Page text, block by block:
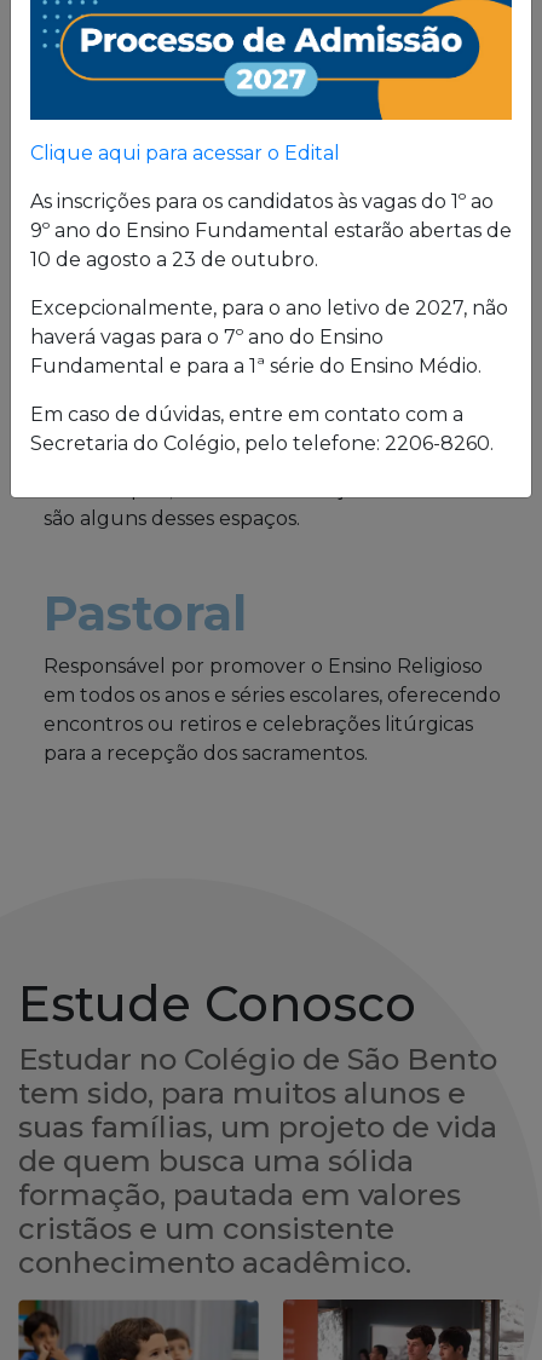
Um projeto de vida de quem busca uma sólida
formação, pautada em valores cristãos e um
consistente conhecimento acadêmico.
Estrutura física
O Colégio oferece uma excelente estrutura para
Laboratórios de Química, Física e Biologia; salas
de leitura e de grupo; biblioteca; cybersala;
auditórios; complexo esportivo; piscina
semiolímpica; sala de musculação e enfermaria
são alguns desses espaços.
Pastoral
em todos os anos e séries escolares, oferecendo
encontros ou retiros e celebrações litúrgicas
para a recepção dos sacramentos.
tem sido, para muitos alunos e
suas famílias, um projeto de vida
de quem busca uma sólida
formação, pautada em valores
cristãos e um consistente
conhecimento acadêmico.
Clique aqui para acessar o Edital
As inscrições para os candidatos às vagas do 1º ao
9º ano do Ensino Fundamental estarão abertas de
10 de agosto a 23 de outubro.
Excepcionalmente, para o ano letivo de 2027, não
haverá vagas para o 7º ano do Ensino
Fundamental e para a 1ª série do Ensino Médio.
Em caso de dúvidas, entre em contato com a
Secretaria do Colégio, pelo telefone: 2206-8260.